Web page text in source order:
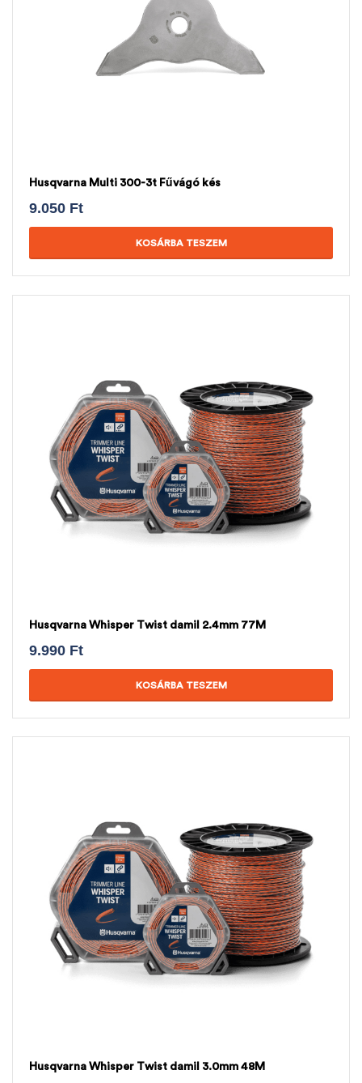
Husqvarna Multi 300-3t Fűvágó kés
9.050 Ft
KOSÁRBA TESZEM
Husqvarna Whisper Twist damil 2.4mm 77M
9.990 Ft
KOSÁRBA TESZEM
Husqvarna Whisper Twist damil 3.0mm 48M